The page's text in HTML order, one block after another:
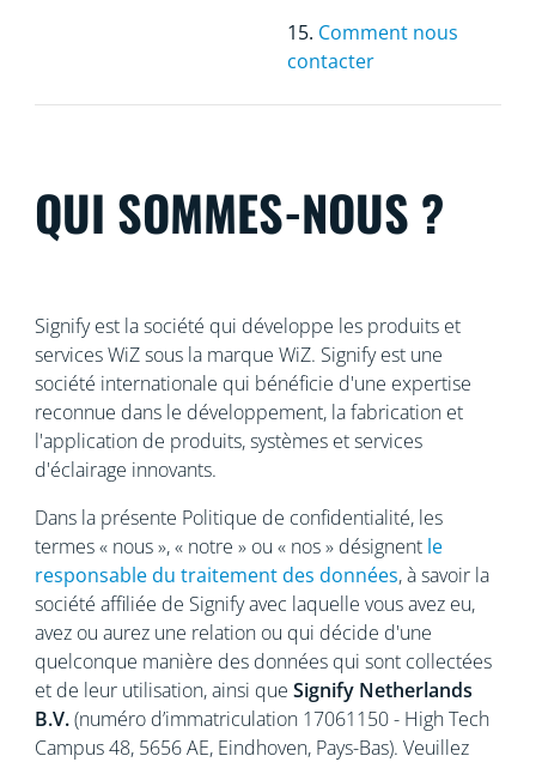
15. Comment nous
contacter
QUI SOMMES-NOUS ?
Signify est la société qui développe les produits et
services WiZ sous la marque WiZ. Signify est une
société internationale qui bénéficie d'une expertise
reconnue dans le développement, la fabrication et
l'application de produits, systèmes et services
d'éclairage innovants.
Dans la présente Politique de confidentialité, les
termes « nous », « notre » ou « nos » désignent le
responsable du traitement des données, à savoir la
société affiliée de Signify avec laquelle vous avez eu,
avez ou aurez une relation ou qui décide d'une
quelconque manière des données qui sont collectées
et de leur utilisation, ainsi que Signify Netherlands
B.V.(numéro d’immatriculation 17061150 - High Tech
Campus 48, 5656AE, Eindhoven, Pays-Bas). Veuillez